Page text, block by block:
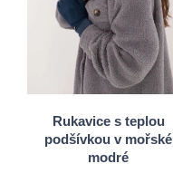
Rukavice s teplou
podšívkou v mořské
modré
S/M